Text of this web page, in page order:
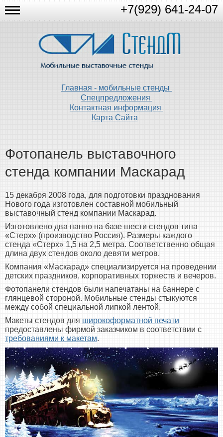
+7(929) 641-24-07
Главная - мобильные стенды
Спецпредложения
Контактная информация
Карта Сайта
Фотопанель выставочного
стенда компании Маскарад
15 декабря 2008 года, для подготовки празднования
Нового года изготовлен составной мобильный
выставочный стенд компании Маскарад.
Изготовлено два панно на базе шести стендов типа
«Стерх» (производство Россия). Размеры каждого
стенда «Стерх» 1,5 на 2,5 метра. Соответственно общая
длина двух стендов около девяти метров.
Компания «Маскарад» специализируется на проведении
детских праздников, корпоративных торжеств и вечеров.
Фотопанели стендов были напечатаны на баннере с
глянцевой стороной. Мобильные стенды стыкуются
между собой специальной липкой лентой.
Макеты стендов для широкоформатной печати
предоставлены фирмой заказчиком в соответствии с
требованиями к макетам.